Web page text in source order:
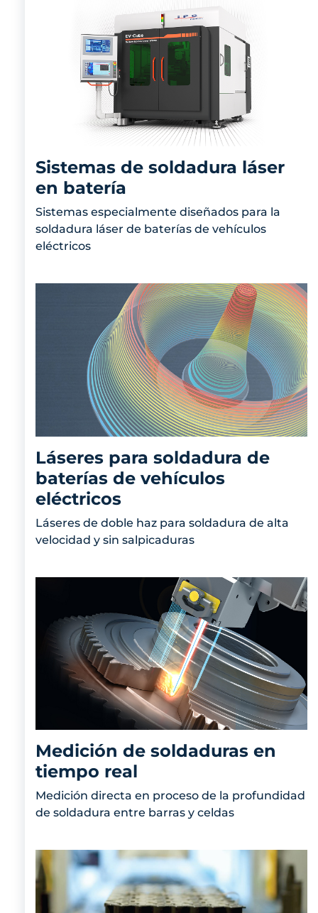
Sistemas de soldadura láser
en batería
Sistemas especialmente diseñados para la
soldadura láser de baterías de vehículos
eléctricos
Láseres para soldadura de
baterías de vehículos
eléctricos
Láseres de doble haz para soldadura de alta
velocidad y sin salpicaduras
Medición de soldaduras en
tiempo real
Medición directa en proceso de la profundidad
de soldadura entre barras y celdas